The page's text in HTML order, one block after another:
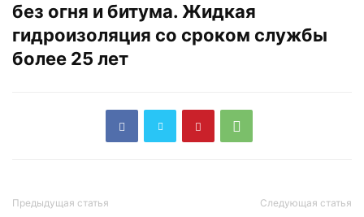
без огня и битума. Жидкая
гидроизоляция со сроком службы
более 25 лет
Предыдущая статья Следующая статья